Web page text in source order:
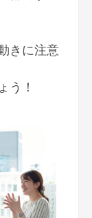
きに注意
う！